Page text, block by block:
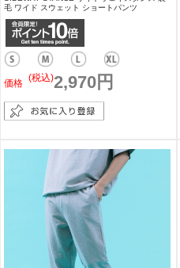
毛 ワイド スウェット ショートパンツ
価格 2,970円
(税込)